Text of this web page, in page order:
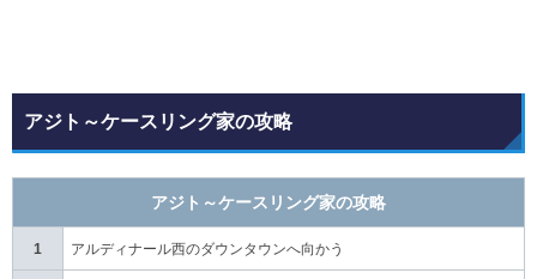
アジト～ケースリング家の攻略
アジト～ケースリング家の攻略
1 アルディナール西のダウンタウンへ向かう